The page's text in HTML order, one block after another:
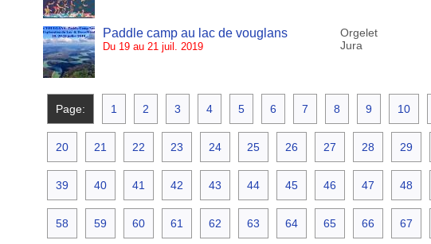
Paddle camp au lac de vouglans
Du 19 au 21 juil. 2019
Orgelet
Jura
Page: 1 2 3 4 5 6 7 8 9 10
20 21 22 23 24 25 26 27 28 29
39 40 41 42 43 44 45 46 47 48
58 59 60 61 62 63 64 65 66 67